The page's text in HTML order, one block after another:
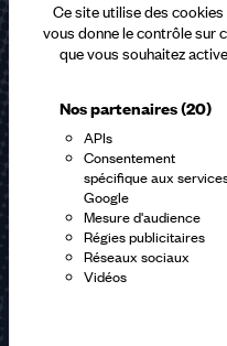
Ce site utilise des
vous donne le contrôle sur
que vous souhaitez
Nos partenaires(20)
APIs
Consentement
spécifique aux
Google
Mesure d'audience
Régies publicitaires
Réseaux sociaux
Vidéos
Abonnez-
En m'inscrivant à la
lapolitique de